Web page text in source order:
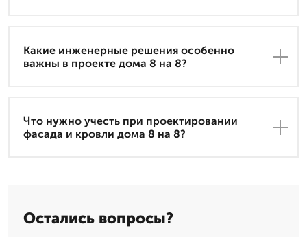
Какие инженерные решения особенно
важны в проекте дома 8 на 8?
Что нужно учесть при проектировании
фасада и кровли дома 8 на 8?
Остались вопросы?